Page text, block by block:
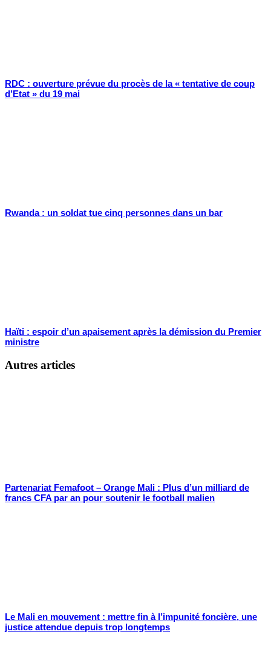
RDC : ouverture prévue du procès de la « tentative de coup
d’Etat » du 19 mai
Rwanda : un soldat tue cinq personnes dans un bar
Haïti : espoir d’un apaisement après la démission du Premier
ministre
Autres articles
Partenariat Femafoot – Orange Mali : Plus d’un milliard de
francs CFA par an pour soutenir le football malien
Le Mali en mouvement : mettre fin à l’impunité foncière, une
justice attendue depuis trop longtemps